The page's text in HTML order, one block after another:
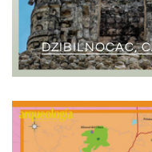
DZIBILNOCAC,